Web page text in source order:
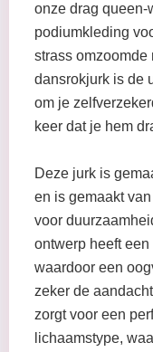
onze drag
podiumkleding
strass omzoomde
dansrokjurk is de
om je
keer dat je hem
Deze jurk is
en is gemaakt
voor
ontwerp heeft
waardoor een
zeker de
zorgt voor een
lichaamstype,